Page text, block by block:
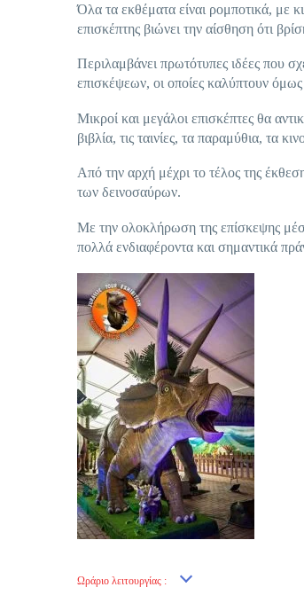
Όλα τα εκθέματα είναι ρομποτικά, με
επισκέπτης βιώνει την αίσθηση ότι
Περιλαμβάνει πρωτότυπες ιδέες που
επισκέψεων, οι οποίες καλύπτουν
Μικροί και μεγάλοι επισκέπτες θα
βιβλία, τις ταινίες, τα παραμύθια, τα
Από την αρχή μέχρι το τέλος της
των δεινοσαύρων.
Με την ολοκλήρωση της επίσκεψης
πολλά ενδιαφέροντα και σημαντικά
Ωράριο λειτουργίας :